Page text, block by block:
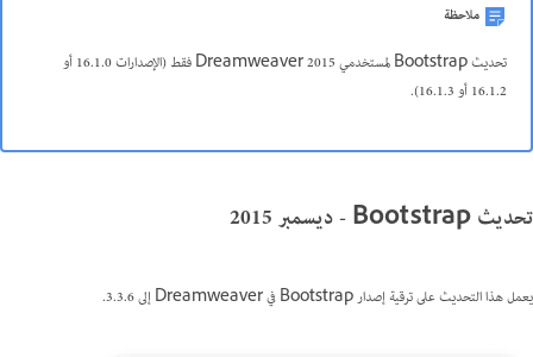
ملاحظة
تحديث Bootstrap لمستخدمي Dreamweaver 2015 فقط (الإصدارات 16.1.0 أو
16.1.2 أو 16.1.3).
تحديث Bootstrap - ديسمبر 2015
يعمل هذا التحديث على ترقية إصدار Bootstrap في Dreamweaver إلى 3.3.6.